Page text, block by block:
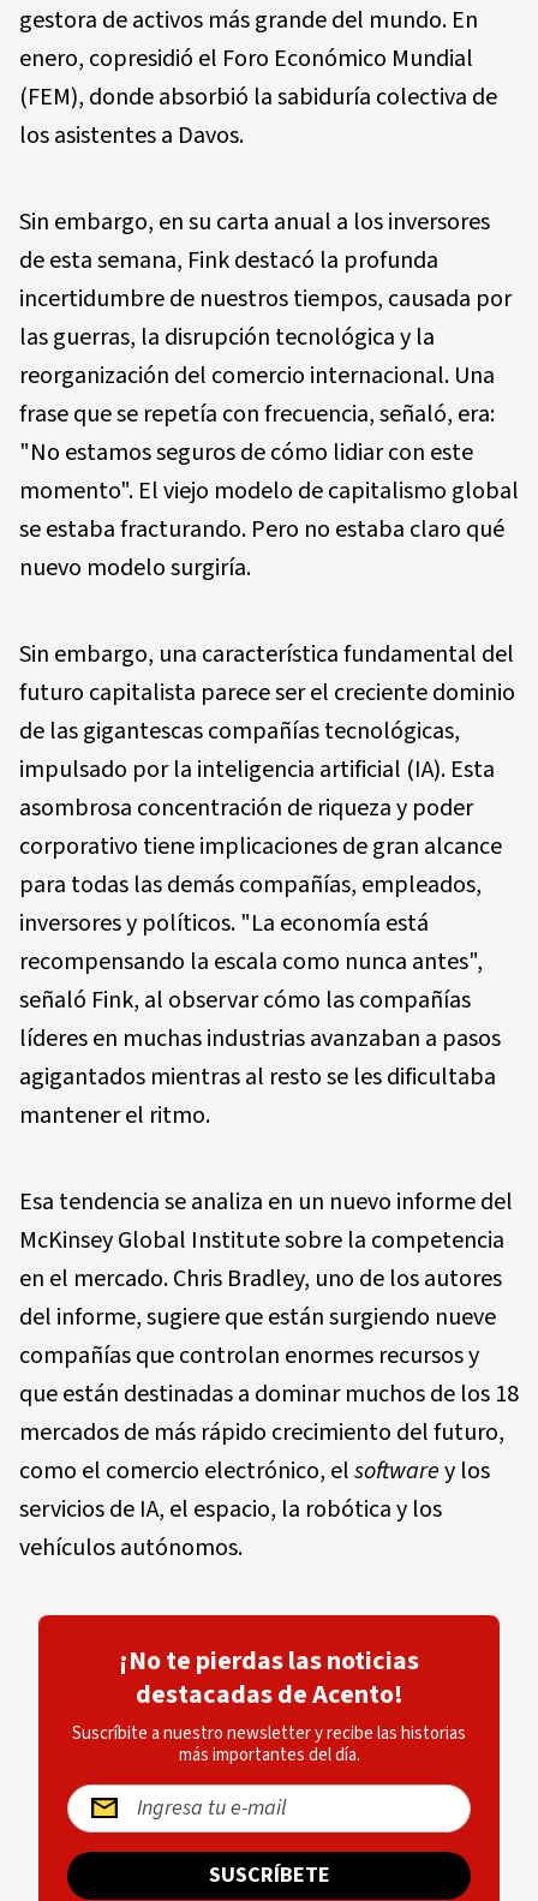
gestora de activos más grande del mundo. En
enero, copresidió el Foro Económico Mundial
(FEM), donde absorbió la sabiduría colectiva de
los asistentes a Davos.
Sin embargo, en su carta anual a los inversores
de esta semana, Fink destacó la profunda
incertidumbre de nuestros tiempos, causada por
las guerras, la disrupción tecnológica y la
reorganización del comercio internacional. Una
frase que se repetía con frecuencia, señaló, era:
"No estamos seguros de cómo lidiar con este
momento". El viejo modelo de capitalismo global
se estaba fracturando. Pero no estaba claro qué
nuevo modelo surgiría.
Sin embargo, una característica fundamental del
futuro capitalista parece ser el creciente dominio
de las gigantescas compañías tecnológicas,
impulsado por la inteligencia artificial (IA). Esta
asombrosa concentración de riqueza y poder
corporativo tiene implicaciones de gran alcance
para todas las demás compañías, empleados,
inversores y políticos. "La economía está
recompensando la escala como nunca antes",
señaló Fink, al observar cómo las compañías
líderes en muchas industrias avanzaban a pasos
agigantados mientras al resto se les dificultaba
mantener el ritmo.
Esa tendencia se analiza en un nuevo informe del
McKinsey Global Institute sobre la competencia
en el mercado. Chris Bradley, uno de los autores
del informe, sugiere que están surgiendo nueve
compañías que controlan enormes recursos y
que están destinadas a dominar muchos de los 18
mercados de más rápido crecimiento del futuro,
como el comercio electrónico, elsoftwarey los
servicios de IA, el espacio, la robótica y los
vehículos autónomos.
¡No te pierdas las noticias
destacadas de Acento!
Suscríbite a nuestro newsletter y recibe las historias
más importantes del día.
SUSCRÍBETE